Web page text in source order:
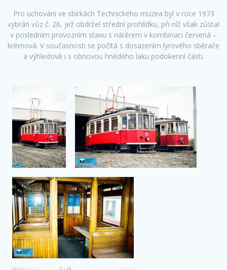
Pro uchování ve sbírkách Technického muzea byl v roce 1973
vybrán vůz č. 26, jež obdržel střední prohlídku, při níž však zůstal
v posledním provozním stavu s nátěrem v kombinaci červená –
krémová. V současnosti se počítá s dosazením lyrového sběrače
a výhledově i s obnovou hnědého laku podokenní části.